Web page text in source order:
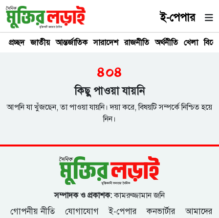
ই-পেপার
প্রচ্ছদ জাতীয় আন্তর্জাতিক সারাদেশ রাজনীতি অর্থনীতি খেলা
৪০৪
কিছু পাওয়া যায়নি
আপনি যা খুঁজছেন, তা পাওয়া যায়নি। দয়া করে, বিষয়টি সম্পর্কে নিশ্চিত হয়ে
নিন।
সম্পাদক ও প্রকাশক:কামরুজ্জামান জনি
গোপনীয় নীতি যোগাযোগ ই-পেপার কনভার্টার
আমাদের